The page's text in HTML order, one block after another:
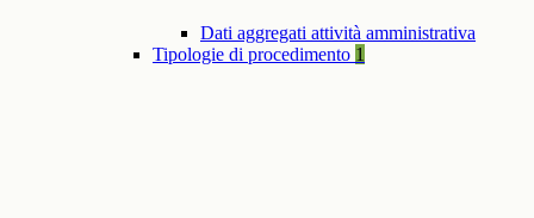
Dati aggregati attività amministrativa
Tipologie di procedimento 1